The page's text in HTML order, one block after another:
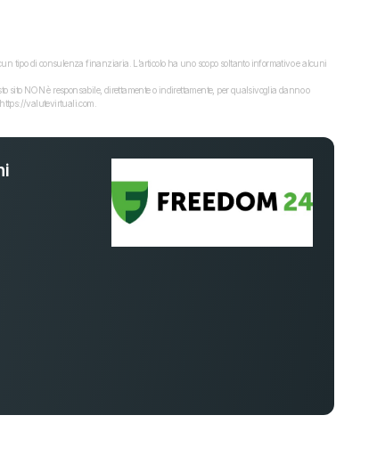
tipo di consulenza finanziaria. L’articolo ha uno scopo soltanto informativo e alcuni
sito NON è responsabile, direttamente o indirettamente, per qualsivoglia danno o
valutevirtuali.com.